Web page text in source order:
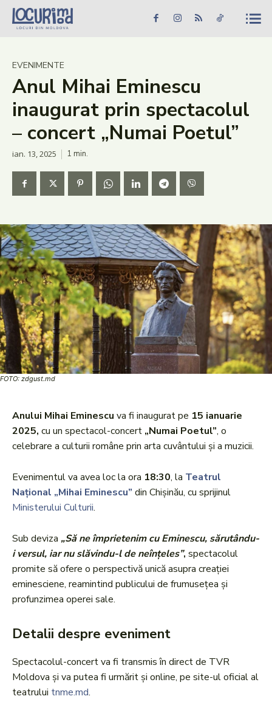
Caută în site... Căutare
Știri
Evenimente
Dezvoltare rurală
Vinării
Patrimoniu
Produs Acasă
EVENIMENTE
Anul Mihai Eminescu
inaugurat prin spectacolul
– concert „Numai Poetul”
ian. 13, 2025 1 min.
FOTO: zdgust.md
Anului Mihai Eminescu va fi inaugurat pe 15 ianuarie
2025, cu un spectacol-concert „Numai Poetul”, o
celebrare a culturii române prin arta cuvântului și a muzicii.
Evenimentul va avea loc la ora 18:30, la Teatrul
Național „Mihai Eminescu” din Chișinău, cu sprijinul
Ministerului Culturii.
Sub deviza „Să ne împrietenim cu Eminescu, sărutându-
i versul, iar nu slăvindu-l de neînțeles”, spectacolul
promite să ofere o perspectivă unică asupra creației
eminesciene, reamintind publicului de frumusețea și
profunzimea operei sale.
Detalii despre eveniment
Spectacolul-concert va fi transmis în direct de TVR
Moldova și va putea fi urmărit și online, pe site-ul oficial al
teatrului tnme.md.